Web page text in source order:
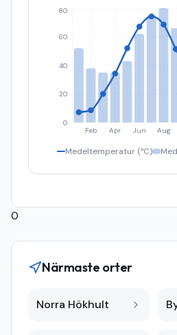
Feb Apr Jun Aug
0
20
40
60
80
Medeltemperatur (°C)
0
Närmaste orter
Norra Hökhult